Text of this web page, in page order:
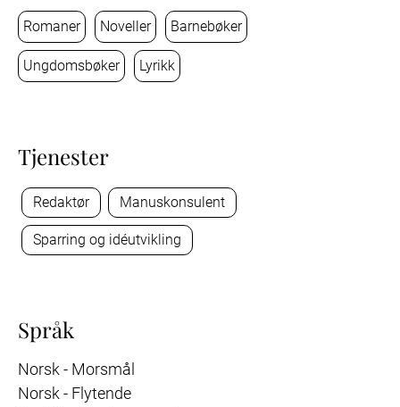
Romaner Noveller Barnebøker
Ungdomsbøker Lyrikk
Tjenester
Redaktør Manuskonsulent
Sparring og idéutvikling
Språk
Norsk - Morsmål
Norsk - Flytende